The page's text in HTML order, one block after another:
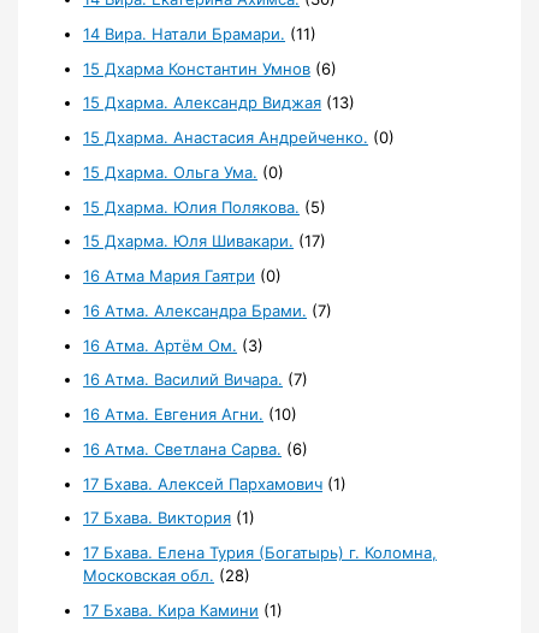
14 Вира. Натали Брамари. (11)
15 Дхарма Константин Умнов (6)
15 Дхарма. Александр Виджая (13)
15 Дхарма. Анастасия Андрейченко. (0)
15 Дхарма. Ольга Ума. (0)
15 Дхарма. Юлия Полякова. (5)
15 Дхарма. Юля Шивакари. (17)
16 Атма Мария Гаятри (0)
16 Атма. Александра Брами. (7)
16 Атма. Артём Ом. (3)
16 Атма. Василий Вичара. (7)
16 Атма. Евгения Агни. (10)
16 Атма. Светлана Сарва. (6)
17 Бхава. Алексей Пархамович (1)
17 Бхава. Виктория (1)
17 Бхава. Елена Турия (Богатырь) г. Коломна,
Московская обл. (28)
17 Бхава. Кира Камини (1)